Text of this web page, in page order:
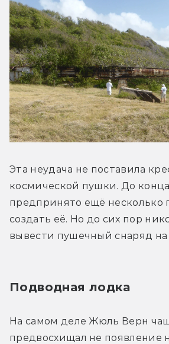
Эта неудача не поставила
космической пушки. До
предпринято ещё несколько
создать её. Но до сих пор
вывести пушечный снаряд
Подводная лодка
На самом деле Жюль Верн
предвосхищал не появление